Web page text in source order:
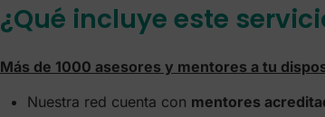
¿Qué incluye este
Más de 1000 asesores y mentores a tu
Nuestra red cuenta con mentores